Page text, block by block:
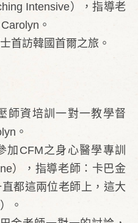
Intensive），指導老
。
首訪韓國首爾之旅。
師資培訓一對一教學督
。
加CFM之身心醫學專訓
），指導老師：卡巴金
都這兩位老師上，這大
。